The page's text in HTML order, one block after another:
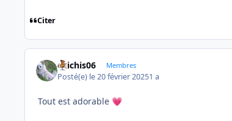
Citer
chichis06 Membres
Posté(e) le 20 février 20251 a
Tout est adorable 💗